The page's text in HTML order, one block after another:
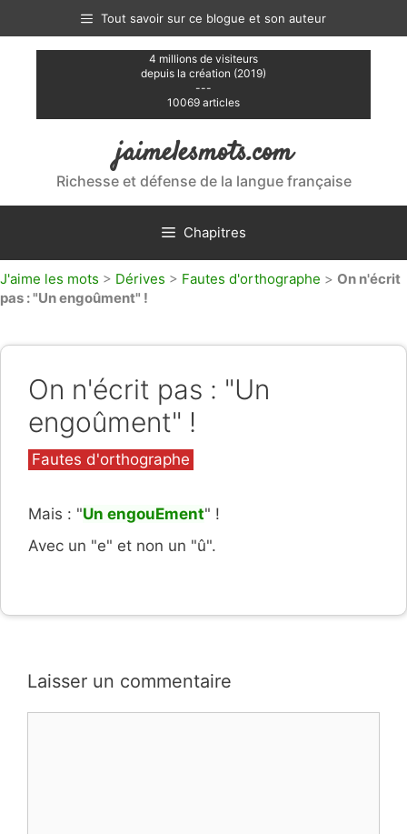
contenu
Tout savoir sur ce blogue et son auteur
4 millions de visiteurs
depuis la création (2019)
---
10069 articles
jaimelesmots.com
Richesse et défense de la langue française
Chapitres
J'aime les mots > Dérives > Fautes d'orthographe > On n'écrit
pas : "Un engoûment" !
On n'écrit pas : "Un
engoûment" !
Catégories
Fautes d'orthographe
Mais : "Un engouEment" !
Avec un "e" et non un "û".
Laisser un commentaire